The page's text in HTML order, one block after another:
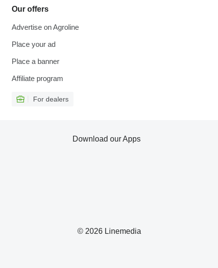
Our offers
Advertise on Agroline
Place your ad
Place a banner
Affiliate program
For dealers
© 2026 Linemedia
Download our Apps